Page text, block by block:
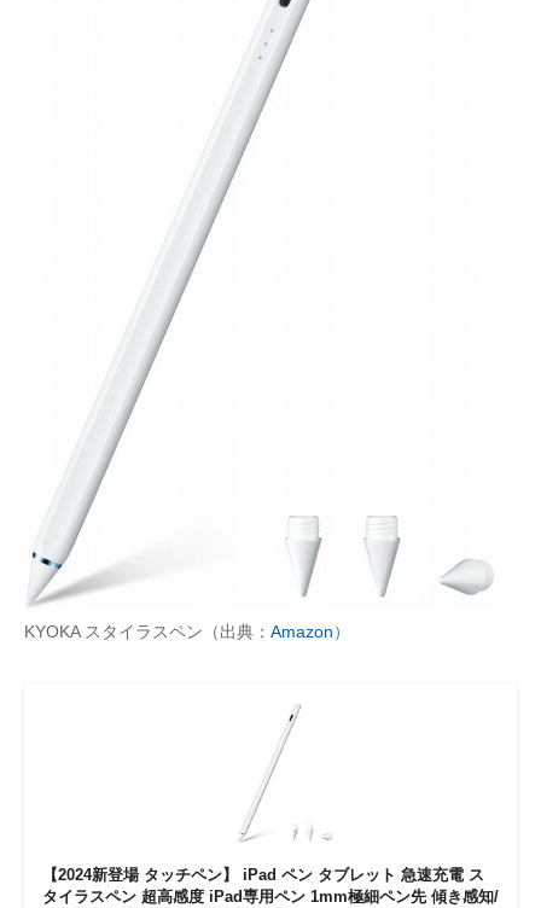
KYOKA スタイラスペン（出典： Amazon）
【2024新登場 タッチペン】 iPad ペン タブレット 急速充電 ス
タイラスペン 超高感度 iPad専用ペン 1mm極細ペン先 傾き感知/